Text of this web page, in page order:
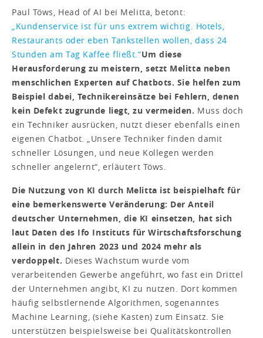
Paul Töws, Head of AI bei Melitta, betont:
„Kundenservice ist für uns extrem wichtig. Hotels,
Restaurants oder eben Tankstellen wollen, dass 24
Stunden am Tag Kaffee fließt.“Um diese
Herausforderung zu meistern, setzt Melitta neben
menschlichen Experten auf Chatbots. Sie helfen zum
Beispiel dabei, Technikereinsätze bei Fehlern, denen
kein Defekt zugrunde liegt, zu vermeiden. Muss doch
ein Techniker ausrücken, nutzt dieser ebenfalls einen
eigenen Chatbot. „Unsere Techniker finden damit
schneller Lösungen, und neue Kollegen werden
schneller angelernt“, erläutert Töws.
Die Nutzung von KI durch Melitta ist beispielhaft für
eine bemerkenswerte Veränderung: Der Anteil
deutscher Unternehmen, die KI einsetzen, hat sich
laut Daten des Ifo Instituts für Wirtschaftsforschung
allein in den Jahren 2023 und 2024 mehr als
verdoppelt. Dieses Wachstum wurde vom
verarbeitenden Gewerbe angeführt, wo fast ein Drittel
der Unternehmen angibt, KI zu nutzen. Dort kommen
häufig selbstlernende Algorithmen, sogenanntes
Machine Learning, (siehe Kasten) zum Einsatz. Sie
unterstützen beispielsweise bei Qualitätskontrollen